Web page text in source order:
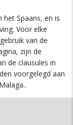
het Spaans, en is
Voor elke
van de
zijn de
de clausules in
voorgelegd aan